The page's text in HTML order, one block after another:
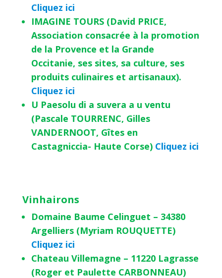
Cliquez ici
IMAGINE TOURS (David PRICE,
Association consacrée à la promotion
de la Provence et la Grande
Occitanie, ses sites, sa culture, ses
produits culinaires et artisanaux).
Cliquez ici
U Paesolu di a suvera a u ventu
(Pascale TOURRENC, Gilles
VANDERNOOT, Gîtes en
Castagniccia- Haute Corse) Cliquez ici
Vinhairons
Domaine Baume Celinguet – 34380
Argelliers (Myriam ROUQUETTE)
Cliquez ici
Chateau Villemagne – 11220 Lagrasse
(Roger et Paulette CARBONNEAU)